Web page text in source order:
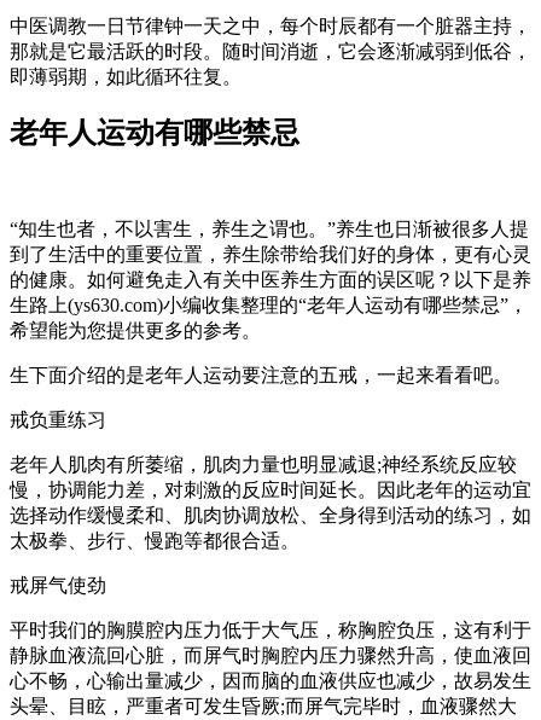
中医调教一日节律钟一天之中，每个时辰都有一个脏器主持，
那就是它最活跃的时段。随时间消逝，它会逐渐减弱到低谷，
即薄弱期，如此循环往复。
老年人运动有哪些禁忌
“知生也者，不以害生，养生之谓也。”养生也日渐被很多人提
到了生活中的重要位置，养生除带给我们好的身体，更有心灵
的健康。如何避免走入有关中医养生方面的误区呢？以下是养
生路上(ys630.com)小编收集整理的“老年人运动有哪些禁忌”，
希望能为您提供更多的参考。
生下面介绍的是老年人运动要注意的五戒，一起来看看吧。
戒负重练习
老年人肌肉有所萎缩，肌肉力量也明显减退;神经系统反应较
慢，协调能力差，对刺激的反应时间延长。因此老年的运动宜
选择动作缓慢柔和、肌肉协调放松、全身得到活动的练习，如
太极拳、步行、慢跑等都很合适。
戒屏气使劲
平时我们的胸膜腔内压力低于大气压，称胸腔负压，这有利于
静脉血液流回心脏，而屏气时胸腔内压力骤然升高，使血液回
心不畅，心输出量减少，因而脑的血液供应也减少，故易发生
头晕、目眩，严重者可发生昏厥;而屏气完毕时，血液骤然大